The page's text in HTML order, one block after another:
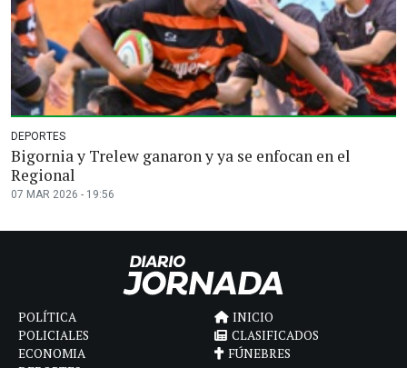
DEPORTES
Bigornia y Trelew ganaron y ya se enfocan en el
Regional
07 MAR 2026 - 19:56
POLÍTICA
POLICIALES
ECONOMIA
INICIO
CLASIFICADOS
FÚNEBRES